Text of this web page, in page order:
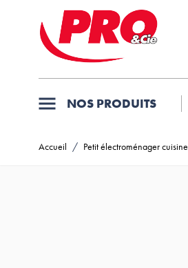
Allez au contenu
NOS PRODUITS
Accueil / Petit électroménager cuisine